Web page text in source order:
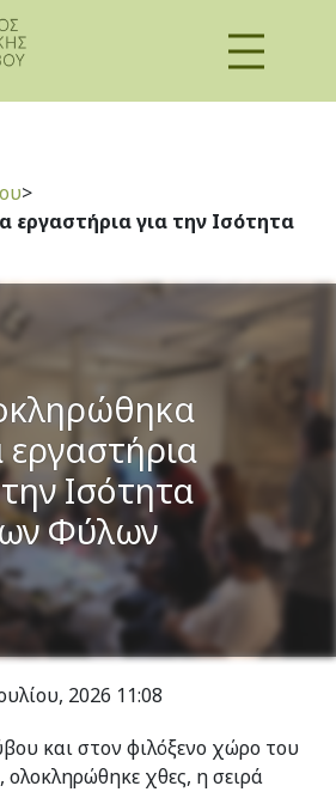
>
για την Ισότητα
εργαστήρια
Ισότητα
Φύλων
2026 11:08
και στον φιλόξενο χώρο του
χθες, η σειρά